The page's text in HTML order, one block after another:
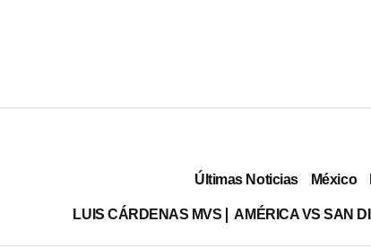
Últimas Noticias México
LUIS CÁRDENAS MVS AMÉRICA VS SAN